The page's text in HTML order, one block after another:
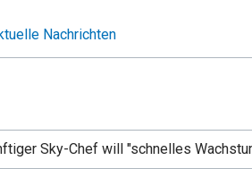
Sky-Chef will "schnelles